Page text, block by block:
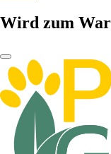
Wird zum